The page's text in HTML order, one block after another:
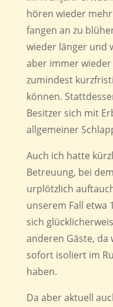
hören wieder
fangen an zu
wieder länger und
aber immer
zumindest
können.
Besitzer sich mit
allgemeiner
Auch ich hatte
Betreuung, bei
urplötzlich
unserem Fall etwa
sich
anderen Gäste,
sofort isoliert im
haben.
Da aber aktuell